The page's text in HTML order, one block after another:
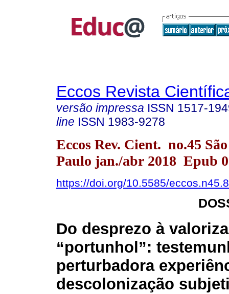
Eccos Revista
versão impressa ISSN 1517-
line ISSN 1983-9278
Eccos Rev. Cient. no.45 São
Paulo jan./abr 2018 Epub
https://doi.org/10.5585/
Do desprezo à
“portunhol”:
perturbadora
descolonização